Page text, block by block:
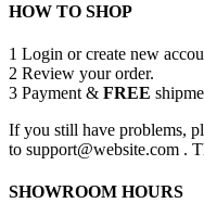
HOW TO SHOP
1 Login or create new
2 Review your order.
3 Payment & FREE
If you still have problems,
to support@website.com .
SHOWROOM HOURS